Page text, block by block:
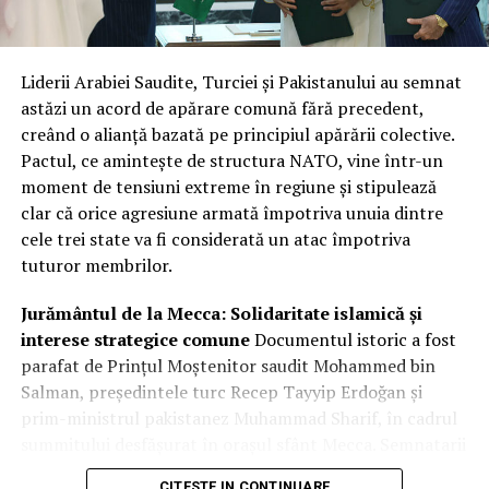
capacitățile tehnice ale companiilor, ci și nevoia urgentă
de a avea fluxuri constante și sigure de date radar la
Integrare hibridă: Datele comerciale
vor completa sistemele clasificate
de recunoaștere
Miza principală a acestui parteneriat este crearea unei
rețele hibride de supraveghere. Prin fuziunea
înaltă rezoluție, agenția își sporește considerabil
capacitatea de recunoaștere și flexibilitatea de reacție.
Radarul cu apertură sintetică este vital deoarece
permite observarea obiectivelor de interes indiferent de
condițiile meteorologice sau de momentul zilei, trecând
Liderii Arabiei Saudite, Turciei și Pakistanului au semnat
astăzi un acord de apărare comună fără precedent,
creând o alianță bazată pe principiul apărării colective.
Pactul, ce amintește de structura NATO, vine într-un
moment de tensiuni extreme în regiune și stipulează
clar că orice agresiune armată împotriva unuia dintre
cele trei state va fi considerată un atac împotriva
tuturor membrilor.
Jurământul de la Mecca: Solidaritate islamică și
interese strategice comuneDocumentul istoric a fost
parafat de Prințul Moștenitor saudit Mohammed bin
Salman, președintele turc Recep Tayyip Erdoğan și
prim-ministrul pakistanez Muhammad Sharif, în cadrul
au invocat legăturile istorice profunde și „frăția” dintre